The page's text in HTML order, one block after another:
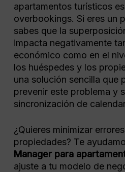
apartamentos turísticos
overbookings. Si eres un
sabes que la
impacta negativamente
económico como en el
los huéspedes y los
una solución sencilla que
prevenir este problema y
sincronización de
¿Quieres minimizar
propiedades? Te
Manager para
ajuste a tu modelo de